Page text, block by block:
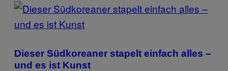
Dieser Südkoreaner stapelt einfach alles –
und es ist Kunst